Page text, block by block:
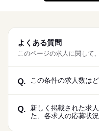
よくある質問
このページの求人に関して
Q. この条件の求人数は
Q.
新しく掲載された求
た、各求人の応募状